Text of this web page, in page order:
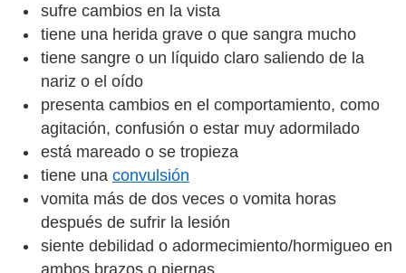
sufre cambios en la vista
tiene una herida grave o que sangra mucho
tiene sangre o un líquido claro saliendo de la
nariz o el oído
presenta cambios en el comportamiento, como
agitación, confusión o estar muy adormilado
está mareado o se tropieza
tiene una convulsión
vomita más de dos veces o vomita horas
después de sufrir la lesión
siente debilidad o adormecimiento/hormigueo en
ambos brazos o piernas